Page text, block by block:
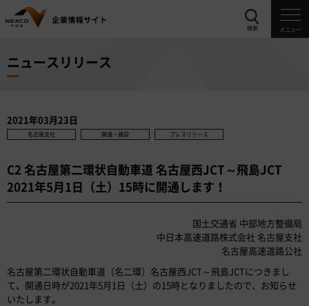
検索 メニュー
ニュースリリース
2021年03月23日
名古屋支社 開通・建設 プレスリリース
C2 名古屋第二環状自動車道 名古屋西JCT～飛島JCT
2021年5月1日（土）15時に開通します！
国土交通省 中部地方整備局
中日本高速道路株式会社 名古屋支社
名古屋高速道路公社
名古屋第二環状自動車道（名二環）名古屋西JCT～飛島JCTにつきまし
て、開通日時が2021年5月1日（土）の15時となりましたので、お知らせ
いたします。